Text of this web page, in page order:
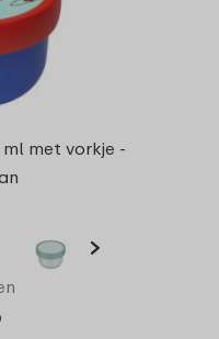
met vorkje -